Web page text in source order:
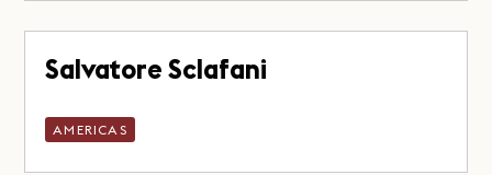
Salvatore Sclafani
AMERICAS